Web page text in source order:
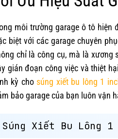
môi trường garage ô tô
biệt với các garage chuyên
chỉ là công cụ, mà là xương
gián đoạn công việc và thiệt
kỳ cho súng xiết bu lông 1
bảo garage của bạn luôn vận
Súng Xiết Bu Lông